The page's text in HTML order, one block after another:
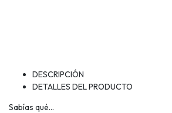
DESCRIPCIÓN
DETALLES DEL PRODUCTO
Sabías qué...